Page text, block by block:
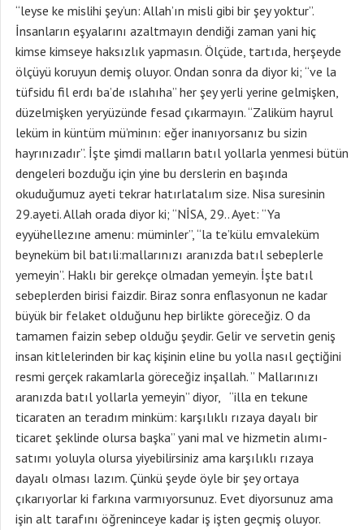
“leyse ke mislihi şey’un: Allah’ın misli gibi bir şey yoktur”.
İnsanların eşyalarını azaltmayın dendiği zaman yani hiç
kimse kimseye haksızlık yapmasın. Ölçüde, tartıda, herşeyde
ölçüyü koruyun demiş oluyor. Ondan sonra da diyor ki; “ve la
tüfsidu fil erdı ba’de ıslahıha” her şey yerli yerine gelmişken,
düzelmişken yeryüzünde fesad çıkarmayın. “Zaliküm hayrul
leküm in küntüm mü’minın: eğer inanıyorsanız bu sizin
hayrınızadır”. İşte şimdi malların batıl yollarla yenmesi bütün
dengeleri bozduğu için yine bu derslerin en başında
okuduğumuz ayeti tekrar hatırlatalım size. Nisa suresinin
29.ayeti. Allah orada diyor ki; “NİSA, 29.. Ayet: “Ya
eyyühellezıne amenu: müminler”, “la te’külu emvaleküm
beyneküm bil batıli:mallarınızı aranızda batıl sebeplerle
yemeyin”. Haklı bir gerekçe olmadan yemeyin. İşte batıl
sebeplerden birisi faizdir. Biraz sonra enflasyonun ne kadar
büyük bir felaket olduğunu hep birlikte göreceğiz. O da
tamamen faizin sebep olduğu şeydir. Gelir ve servetin geniş
insan kitlelerinden bir kaç kişinin eline bu yolla nasıl geçtiğini
resmi gerçek rakamlarla göreceğiz inşallah. ” Mallarınızı
aranızda batıl yollarla yemeyin” diyor, “illa en tekune
ticaraten an teradım minküm: karşılıklı rızaya dayalı bir
ticaret şeklinde olursa başka” yani mal ve hizmetin alımı-
satımı yoluyla olursa yiyebilirsiniz ama karşılıklı rızaya
dayalı olması lazım. Çünkü şeyde öyle bir şey ortaya
çıkarıyorlar ki farkına varmıyorsunuz. Evet diyorsunuz ama
işin alt tarafını öğreninceye kadar iş işten geçmiş oluyor.